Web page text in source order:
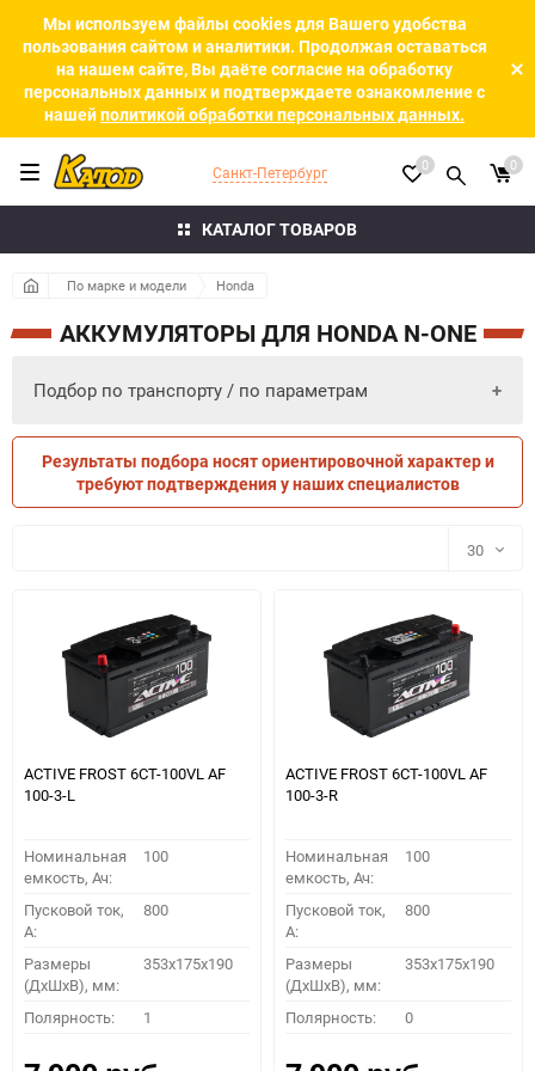
Мы используем файлы cookies для Вашего удобства
пользования сайтом и аналитики. Продолжая оставаться
на нашем сайте, Вы даёте согласие на обработку
персональных данных и подтверждаете ознакомление с
нашейполитикой обработки персональных данных.
КАТАЛОГ ТОВАРОВ
Санкт-Петербург 0 0
По марке и модели Honda
АККУМУЛЯТОРЫ ДЛЯ HONDA N-ONE
Подбор по транспорту / по параметрам
ПО ТРАНСПОРТУ ПО ПАРАМЕТРАМ
ПОДОБРАТЬ
Результаты подбора носят ориентировочной характер и
требуют подтверждения у наших специалистов
30
30
60
90
ACTIVE FROST 6СТ-100VL АF
100-3-L
Номинальная
емкость, Ач:
100
Пусковой ток,
A:
800
Размеры
(ДхШхВ), мм:
353x175x190
Полярность: 1
ACTIVE FROST 6СТ-100VL АF
100-3-R
Номинальная
емкость, Ач:
100
Пусковой ток,
A:
800
Размеры
(ДхШхВ), мм:
353x175x190
Полярность: 0